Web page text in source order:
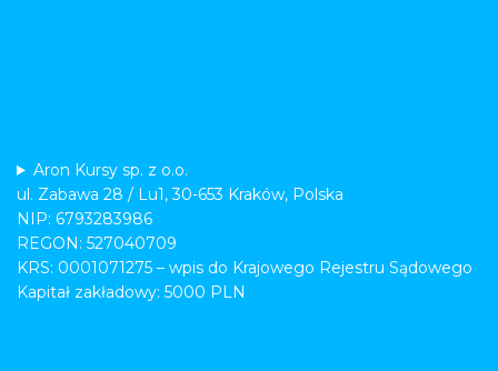
Aron Kursy sp. z o.o.
ul. Zabawa 28 / Lu1, 30-653 Kraków, Polska
NIP: 6793283986
REGON: 527040709
KRS: 0001071275 – wpis do Krajowego Rejestru Sądowego
Kapitał zakładowy: 5000 PLN